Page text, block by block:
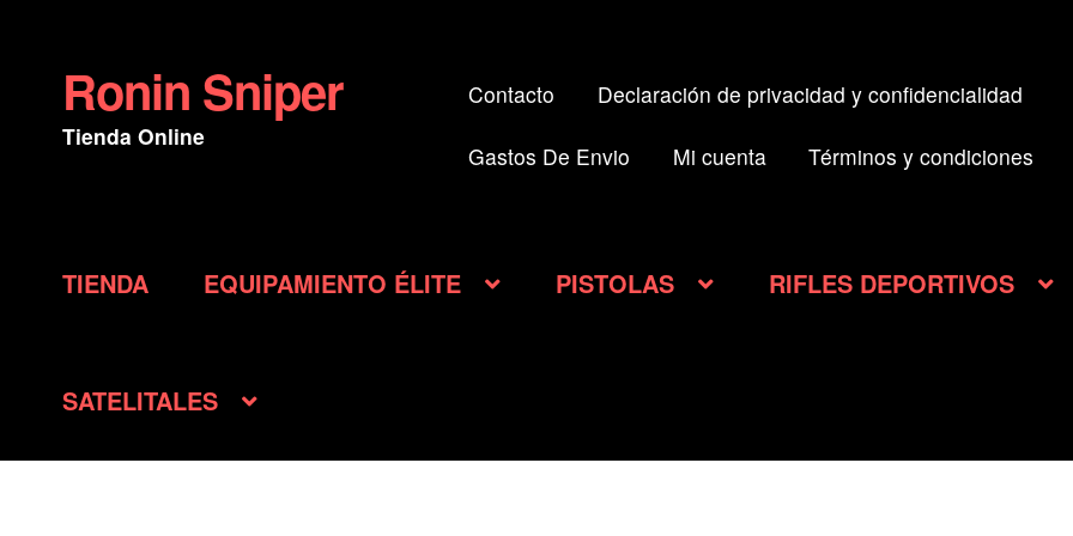
Ir
a
la
Ir
al
contenido
Ronin Sniper
Tienda Online
Contacto Declaración de privacidad y confidencialidad
Gastos De Envio Mi cuenta Términos y condiciones
TIENDA EQUIPAMIENTO ÉLITE PISTOLAS RIFLES DEPORTIVOS
SATELITALES